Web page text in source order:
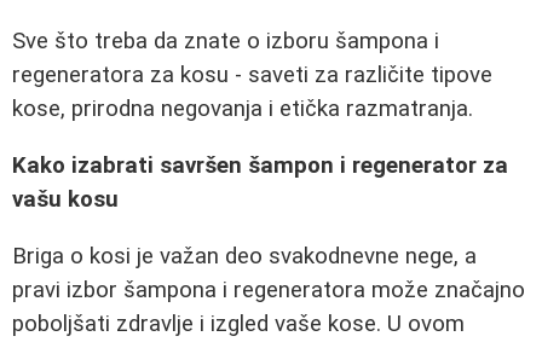
Sve što treba da znate o izboru šampona i
regeneratora za kosu - saveti za različite tipove
kose, prirodna negovanja i etička razmatranja.
Kako izabrati savršen šampon i regenerator za
vašu kosu
Briga o kosi je važan deo svakodnevne nege, a
pravi izbor šampona i regeneratora može značajno
poboljšati zdravlje i izgled vaše kose. U ovom